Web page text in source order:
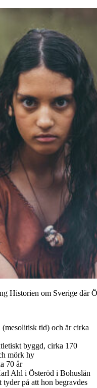
Historien om Sverige där
(mesolitisk tid) och är cirka
byggd, cirka 170
mörk hy
70 år
Ahl i Österöd i Bohuslän
på att hon begravdes